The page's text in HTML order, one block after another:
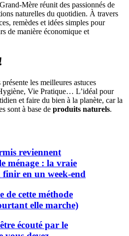
Mère réunit des passionnés de
naturelles du quotidien. À travers
remèdes et idées simples pour
de manière économique et
les meilleures astuces
Vie Pratique… L’idéal pour
et faire du bien à la planète, car la
sont à base de produits naturels.
reviennent
ménage : la vraie
en un week-end
de cette méthode
elle marche)
écouté par le